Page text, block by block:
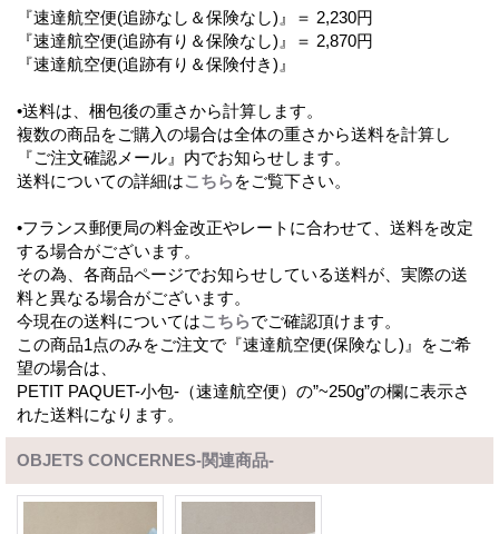
『速達航空便(追跡なし＆保険なし)』＝ 2,230円
『速達航空便(追跡有り＆保険なし)』＝ 2,870円
『速達航空便(追跡有り＆保険付き)』
•送料は、梱包後の重さから計算します。
複数の商品をご購入の場合は全体の重さから送料を計算し
『ご注文確認メール』内でお知らせします。
送料についての詳細はこちらをご覧下さい。
•フランス郵便局の料金改正やレートに合わせて、送料を改定
する場合がございます。
その為、各商品ページでお知らせしている送料が、実際の送
料と異なる場合がございます。
今現在の送料についてはこちらでご確認頂けます。
この商品1点のみをご注文で『速達航空便(保険なし)』をご希
望の場合は、
PETIT PAQUET-小包-（速達航空便）の”~250g”の欄に表示さ
れた送料になります。
OBJETS CONCERNES-関連商品-